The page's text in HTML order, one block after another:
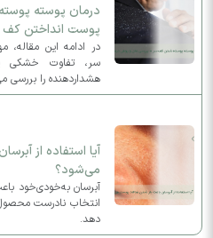
درمان پوسته
پوست انداختن
در ادامه این
سر، تفاوت خشکی
هشداردهنده را بررسی
آیا استفاده از
می‌شود؟
آبرسان به‌خودی‌خود
انتخاب نادرست
دهد.